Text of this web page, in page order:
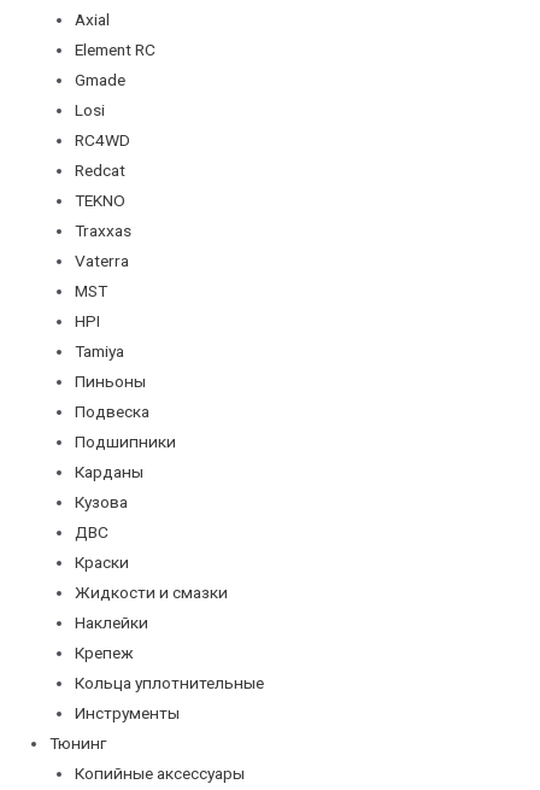
Axial
Element RC
Gmade
Losi
RC4WD
Redcat
TEKNO
Traxxas
Vaterra
MST
HPI
Tamiya
Пиньоны
Подвеска
Подшипники
Карданы
Кузова
ДВС
Краски
Жидкости и смазки
Наклейки
Крепеж
Кольца уплотнительные
Инструменты
Тюнинг
Копийные аксессуары